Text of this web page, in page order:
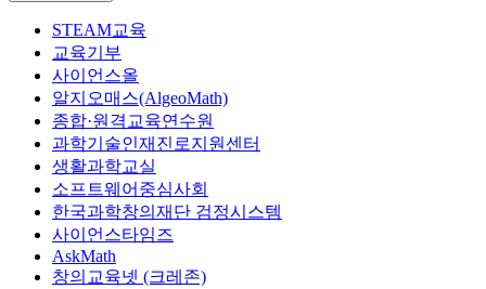
STEAM교육
교육기부
사이언스올
알지오매스(AlgeoMath)
종합·원격교육연수원
과학기술인재진로지원센터
생활과학교실
소프트웨어중심사회
한국과학창의재단 검정시스템
사이언스타임즈
AskMath
창의교육넷 (크레존)